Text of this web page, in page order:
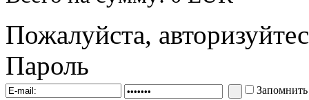
Пожалуйста,
Пароль